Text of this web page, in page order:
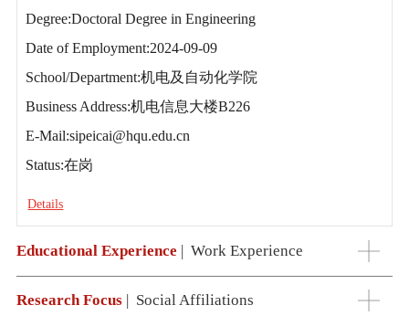
Degree:Doctoral Degree in Engineering
Date of Employment:2024-09-09
School/Department:机电及自动化学院
Business Address:机电信息大楼B226
E-Mail:sipeicai@hqu.edu.cn
Status:在岗
Details
Educational Experience | Work Experience
Research Focus| Social Affiliations